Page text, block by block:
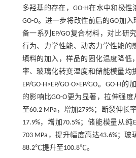
多羟基的存在，GO-H在水中和极
GO-O。进一步将改性前后的GO加
备一系列EP/GO复合材料，对比研
行为、力学性能、动态力学性能的
填料的加入，样品的固化温度降低
率、玻璃化转变温度和储能模量均
EP/GO-H>EP/GO-O>EP/GO。GO-H
的影响比GO-O更为显著，拉伸强度
至60.2 MPa，增加279%；断裂伸长
17.9%，增加70.5%；储能模量从纯
703 MPa，提升幅度高达43.6%；玻
88.2℃提升至100.8℃。